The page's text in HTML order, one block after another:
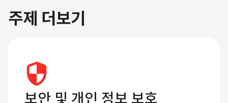
주제 더보기
보안 및 개인 정보 보호